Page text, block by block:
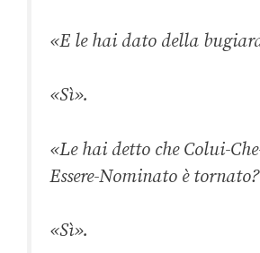
«E le hai dato della
«Sì».
«Le hai detto che Colui-
Essere-Nominato è
«Sì».